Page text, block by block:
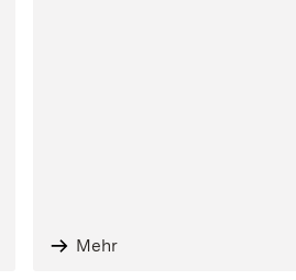
Mehr